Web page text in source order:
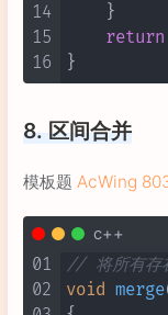
14
15
16
    }
return
8. 区间合并
模板题 AcWing
c++
01
02
// 将所有存
void merge